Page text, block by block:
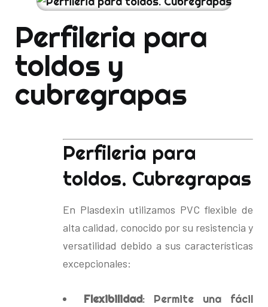
Perfileria para
toldos y
cubregrapas
Perfileria para
toldos. Cubregrapas
En Plasdexin utilizamos PVC flexible de
alta calidad, conocido por su resistencia y
versatilidad debido a sus características
excepcionales:
Flexibilidad: Permite una fácil